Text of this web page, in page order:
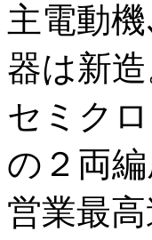
主電動
器は新造
セミク
の２両
営業最